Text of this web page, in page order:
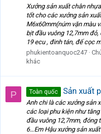
Xưởng sản xuất chân
tốt cho các xưởng sản
M6x60mm(núm vặn màu
bịt đầu vuông 12,7mm
19 ecu , đinh tán, đế cọc
phukientoanquoc247
khác
P Toàn quốc Sản xuất
Anh chi là các xưởng sản
các loại phu kiện như
đầu vuông 12,7mm, đóng
6…Em Hậu xưởng sản